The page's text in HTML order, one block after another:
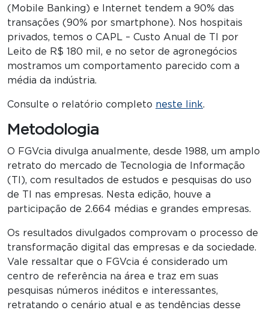
(Mobile Banking) e Internet tendem a 90% das
transações (90% por smartphone). Nos hospitais
privados, temos o CAPL – Custo Anual de TI por
Leito de R$ 180 mil, e no setor de agronegócios
mostramos um comportamento parecido com a
média da indústria.
Consulte o relatório completo neste link.
Metodologia
O FGVcia divulga anualmente, desde 1988, um amplo
retrato do mercado de Tecnologia de Informação
(TI), com resultados de estudos e pesquisas do uso
de TI nas empresas. Nesta edição, houve a
participação de 2.664 médias e grandes empresas.
Os resultados divulgados comprovam o processo de
transformação digital das empresas e da sociedade.
Vale ressaltar que o FGVcia é considerado um
centro de referência na área e traz em suas
pesquisas números inéditos e interessantes,
retratando o cenário atual e as tendências desse